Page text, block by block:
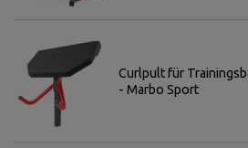
Curlpult für
- Marbo Sport